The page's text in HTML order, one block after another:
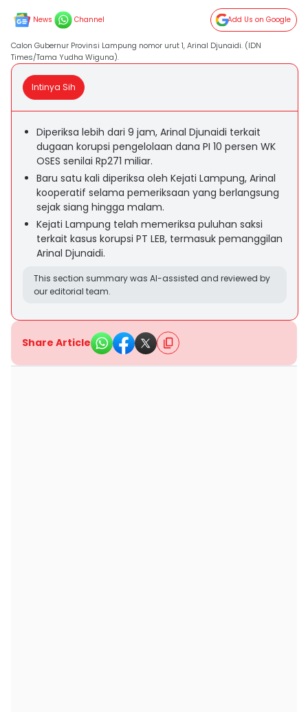
News Channel Add Us on Google
Calon Gubernur Provinsi Lampung nomor urut 1, Arinal Djunaidi. (IDN
Times/Tama Yudha Wiguna).
Intinya Sih
Diperiksa lebih dari 9 jam, Arinal Djunaidi terkait
dugaan korupsi pengelolaan dana PI 10 persen WK
OSES senilai Rp271 miliar.
Baru satu kali diperiksa oleh Kejati Lampung, Arinal
kooperatif selama pemeriksaan yang berlangsung
sejak siang hingga malam.
Kejati Lampung telah memeriksa puluhan saksi
terkait kasus korupsi PT LEB, termasuk pemanggilan
Arinal Djunaidi.
This section summary was AI-assisted and reviewed by
our editorial team.
Share Article